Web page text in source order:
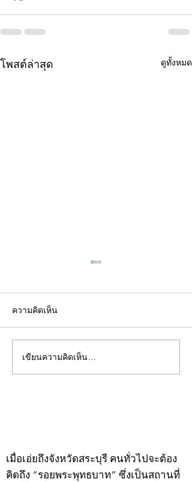
โพสต์ล่าสุด ดูทั้งหมด
คอลัมน์"จับชีพจรวงการ
พระ"ประจำพุธที่ 29
ความคิดเห็น
เขียนความคิดเห็น…
เมื่อเอ่ยถึงจังหวัดสระบุรี คนทั่วไปจะต้อง
คิดถึง “รอยพระพุทธบาท” ซึ่งเป็นสถานที่